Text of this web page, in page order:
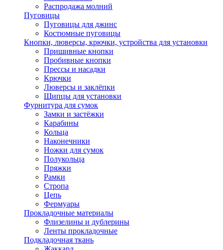
Распродажа молний
Пуговицы
Пуговицы для джинс
Костюмные пуговицы
Кнопки, люверсы, крючки, устройства для установки
Пришивные кнопки
Пробивные кнопки
Прессы и насадки
Крючки
Люверсы и заклёпки
Щипцы для установки
Фурнитура для сумок
Замки и застёжки
Карабины
Кольца
Наконечники
Ножки для сумок
Полукольца
Пряжки
Рамки
Стропа
Цепь
Фермуары
Прокладочные материалы
Флизелины и дублерины
Ленты прокладочные
Подкладочная ткань